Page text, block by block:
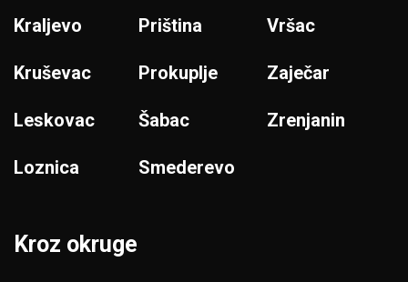
Kraljevo
Kruševac
Leskovac
Loznica
Priština
Prokuplje
Šabac
Smederevo
Vršac
Zaječar
Zrenjanin
Kroz okruge